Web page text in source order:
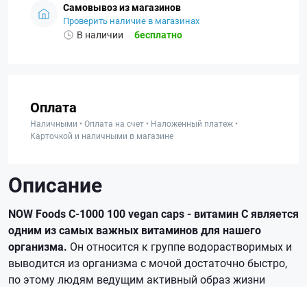
Самовывоз из магазинов
Проверить наличие в магазинах
В наличии бесплатно
Оплата
Наличными • Оплата на счет • Наложенный платеж •
Карточкой и наличными в магазине
Описание
NOW Foods C-1000 100 vegan caps - витамин С является
одним из самых важных витаминов для нашего
организма. Он относится к группе водорастворимых и
выводится из организма с мочой достаточно быстро,
по этому людям ведущим активный образ жизни